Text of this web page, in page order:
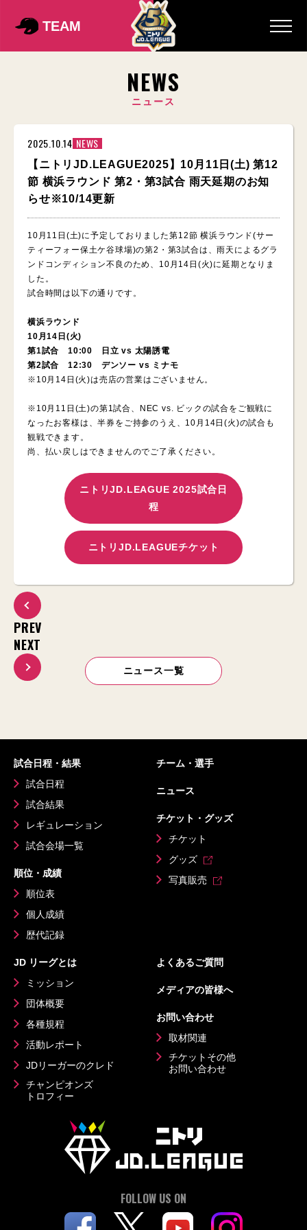
TEAM
NEWS
ニュース
2025.10.14 NEWS
【ニトリJD.LEAGUE2025】10月11日(土) 第12
節 横浜ラウンド 第2・第3試合 雨天延期のお知
らせ※10/14更新
10月11日(土)に予定しておりました第12節 横浜ラウンド(サー
ティーフォー保土ケ谷球場)の第2・第3試合は、雨天によるグラ
ンドコンディション不良のため、10月14日(火)に延期となりま
した。
試合時間は以下の通りです。
横浜ラウンド
10月14日(火)
第1試合 10:00 日立 vs 太陽誘電
第2試合 12:30 デンソー vs ミナモ
※10月14日(火)は売店の営業はございません。
※10月11日(土)の第1試合、NEC vs. ビックの試合をご観戦に
なったお客様は、半券をご持参のうえ、10月14日(火)の試合も
観戦できます。
尚、払い戻しはできませんのでご了承ください。
ニトリJD.LEAGUE 2025試合日
程
ニトリJD.LEAGUEチケット
PREV
ニュース一覧
NEXT
試合日程・結果
試合日程
試合結果
レギュレーション
試合会場一覧
順位・成績
順位表
個人成績
歴代記録
チーム・選手
ニュース
チケット・グッズ
チケット
グッズ
写真販売
JD リーグとは
ミッション
団体概要
各種規程
活動レポート
JDリーガーのクレド
チャンピオンズ
トロフィー
よくあるご質問
メディアの皆様へ
お問い合わせ
取材関連
チケットその他
お問い合わせ
FOLLOW US ON